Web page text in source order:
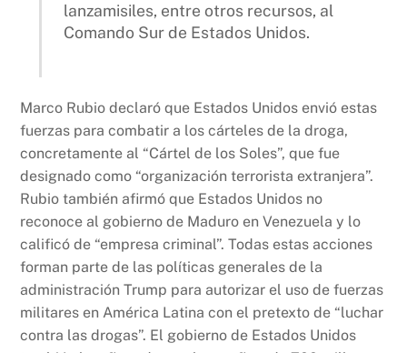
lanzamisiles, entre otros recursos, al
Comando Sur de Estados Unidos.
Marco Rubio declaró que Estados Unidos envió estas
fuerzas para combatir a los cárteles de la droga,
concretamente al “Cártel de los Soles”, que fue
designado como “organización terrorista extranjera”.
Rubio también afirmó que Estados Unidos no
reconoce al gobierno de Maduro en Venezuela y lo
calificó de “empresa criminal”. Todas estas acciones
forman parte de las políticas generales de la
administración Trump para autorizar el uso de fuerzas
militares en América Latina con el pretexto de “luchar
contra las drogas”. El gobierno de Estados Unidos